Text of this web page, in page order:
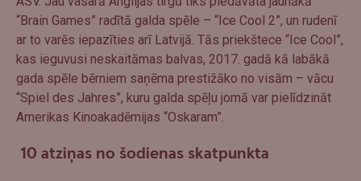
“Brain Games” radītā galda spēle – “Ice Cool 2”, un rudenī
ar to varēs iepazīties arī Latvijā. Tās priekštece “Ice Cool”,
kas ieguvusi neskaitāmas balvas, 2017. gadā kā labākā
gada spēle bērniem saņēma prestižāko no visām – vācu
“Spiel des Jahres”, kuru galda spēļu jomā var pielīdzināt
Amerikas Kinoakadēmijas “Oskaram”.
10 atziņas no šodienas skatpunkta